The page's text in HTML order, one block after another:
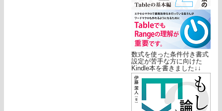
数式を使った条件付き書式
設定が苦手な方に向けた
Kindle本を書きました↓↓